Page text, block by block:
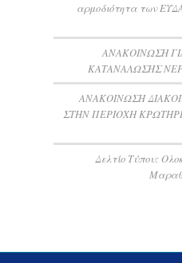
αρμοδιότητα των
ΑΝΑΚΟΙΝΩΣΗ
ΚΑΤΑΝΑΛΩΣΗΣ
AΝΑΚΟΙΝΩΣΗ
ΣΤΗΝ ΠΕΡΙΟΧΗ
Δελτίο Τύπου: